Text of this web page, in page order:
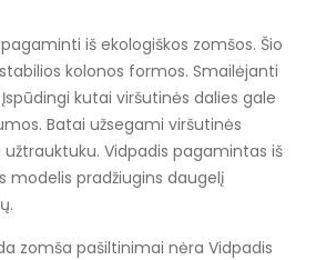
iš ekologiškos zomšos. Šio
kolonos formos. Smailėjanti
kutai viršutinės dalies gale
Batai užsegami viršutinės
Vidpadis pagamintas iš
modelis pradžiugins daugelį
zomša pašiltinimai nėra Vidpadis